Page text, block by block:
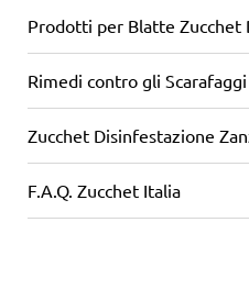
Prodotti per Blatte Zucchet
Rimedi contro gli Scarafaggi
Zucchet Disinfestazione
F.A.Q. Zucchet Italia